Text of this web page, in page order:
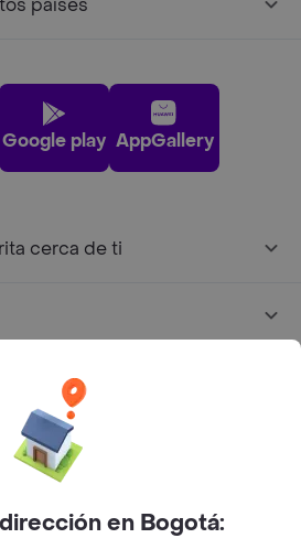
países
Google play AppGallery
cerca de ti
Facebook
Twitter
Instagram
en Bogotá: